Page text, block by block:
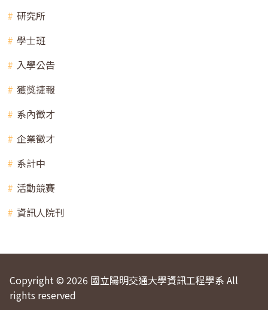
研究所
學士班
入學公告
獲獎捷報
系內徵才
企業徵才
系計中
活動競賽
資訊人院刊
Copyright © 2026 國立陽明交通大學資訊工程學系 All
rights reserved